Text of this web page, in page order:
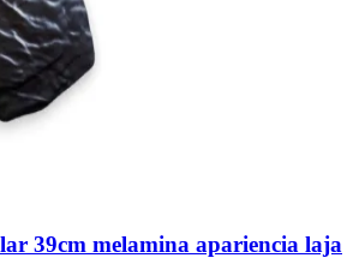
39cm melamina apariencia laja